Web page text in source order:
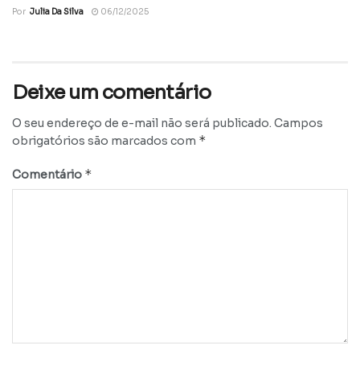
Por Julia Da Silva 06/12/2025
Deixe um comentário
O seu endereço de e-mail não será publicado. Campos
obrigatórios são marcados com *
Comentário *